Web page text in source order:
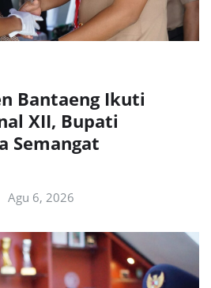
Bantaeng Ikuti
XII, Bupati
Semangat
Agu 6, 2026